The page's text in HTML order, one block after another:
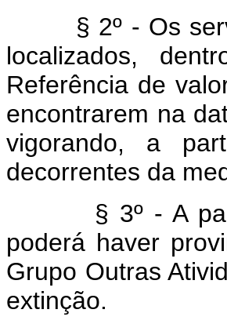
§ 2º - Os
localizados,
Referência de
encontrarem na
vigorando, a
decorrentes da
§ 3º - A partir
poderá haver
Grupo Outras
extinção.